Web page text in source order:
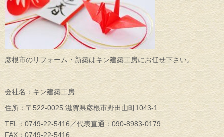
彦根市のリフォーム・新築はキン建築工房にお任せ下さい。
会社名：キン建築工房
住所：〒522-0025 滋賀県彦根市野田山町1043-1
TEL：0749-22-5416／代表直通：090-8983-0179
FAX：0749-22-5416